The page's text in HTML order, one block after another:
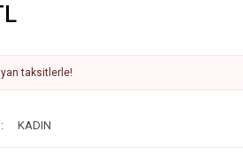
taksitlerle!
KADIN